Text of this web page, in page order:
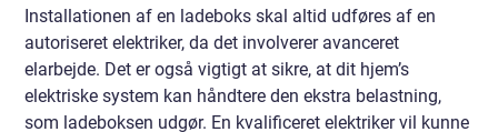
Installationen af en ladeboks skal altid udføres af en
autoriseret elektriker, da det involverer avanceret
elarbejde. Det er også vigtigt at sikre, at dit hjem’s
elektriske system kan håndtere den ekstra belastning,
som ladeboksen udgør. En kvalificeret elektriker vil kunne